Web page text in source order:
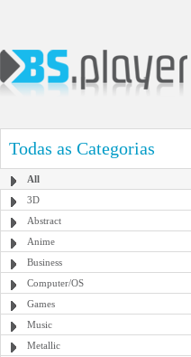
Todas as Categorias
All
3D
Abstract
Anime
Business
Computer/OS
Games
Music
Metallic